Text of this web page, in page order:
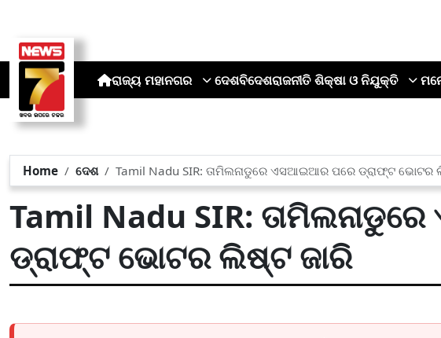
ରାଜ୍ୟ ମହାନଗର ଦେଶବିଦେଶରାଜନୀତି ଶିକ୍ଷା ଓ ନିଯୁକ୍ତି
Home ଦେଶ Tamil Nadu SIR: ତାମିଲନାଡୁରେ ଏସଆଇଆର ପରେ ଡ୍ରାଫ୍ଟ ଭୋଟର
Tamil Nadu SIR:
ଡ୍ରାଫ୍ଟ ଭୋଟର ଲିଷ୍ଟ ଜାରି